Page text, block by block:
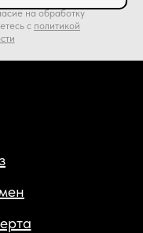
на обработку
c политикой